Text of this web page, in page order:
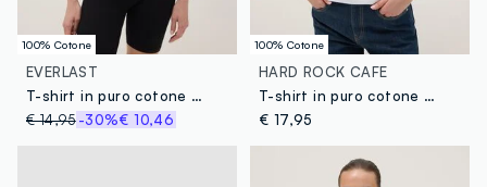
100% Cotone
EVERLAST
T-shirt in puro cotone bianco regular fit con stampa Everlast
€ 14,95-30%€ 10,46
100% Cotone
HARD ROCK CAFE
T-shirt in puro cotone bianco regular fit con logo Hard Rock Cafe
€ 17,95